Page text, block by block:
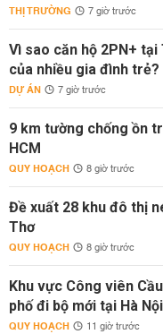
THỊ TRƯỜNG 7 giờ trước
Vì sao căn hộ 2PN+
của nhiều gia đình trẻ?
DỰ ÁN 7 giờ trước
9 km tường chống ồn
HCM
QUY HOẠCH 8 giờ trước
Đề xuất 28 khu đô thị
Thơ
QUY HOẠCH 8 giờ trước
Khu vực Công viên
phố đi bộ mới tại Hà Nội
QUY HOẠCH 11 giờ trước